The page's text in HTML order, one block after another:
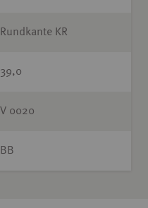
Rundkante KR
39,0
V 0020
BB